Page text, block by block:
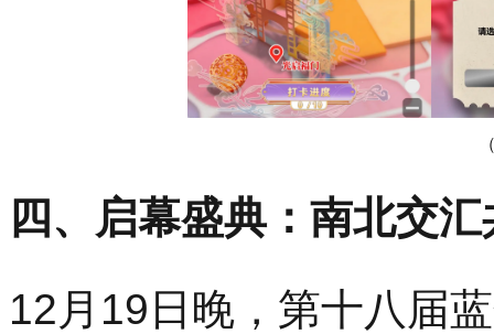
四、启幕盛典：南北交
12月19日晚，第十八届